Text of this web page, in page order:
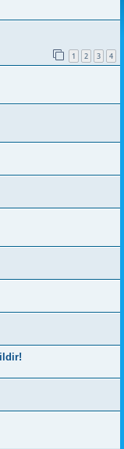
1 2 3 4